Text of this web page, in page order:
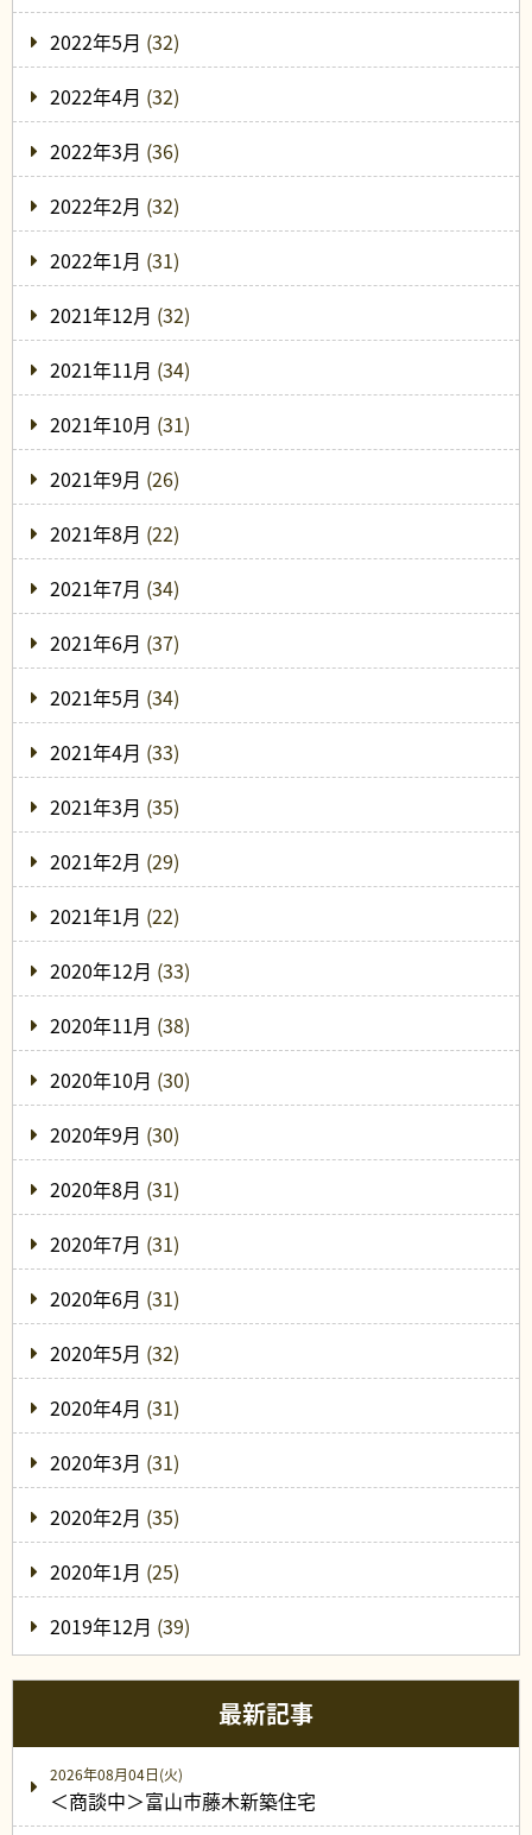
2022年5月 (32)
2022年4月 (32)
2022年3月 (36)
2022年2月 (32)
2022年1月 (31)
2021年12月 (32)
2021年11月 (34)
2021年10月 (31)
2021年9月 (26)
2021年8月 (22)
2021年7月 (34)
2021年6月 (37)
2021年5月 (34)
2021年4月 (33)
2021年3月 (35)
2021年2月 (29)
2021年1月 (22)
2020年12月 (33)
2020年11月 (38)
2020年10月 (30)
2020年9月 (30)
2020年8月 (31)
2020年7月 (31)
2020年6月 (31)
2020年5月 (32)
2020年4月 (31)
2020年3月 (31)
2020年2月 (35)
2020年1月 (25)
2019年12月 (39)
最新記事
2026年08月04日(火)
＜商談中＞富山市藤木新築住宅